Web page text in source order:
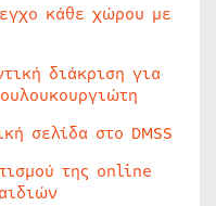
κάθε χώρου με
διάκριση για
σελίδα στο DMSS
της online